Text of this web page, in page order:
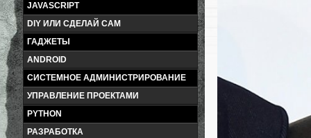
JAVASCRIPT
DIY ИЛИ СДЕЛАЙ САМ
ГАДЖЕТЫ
ANDROID
СИСТЕМНОЕ АДМИНИСТРИРОВАНИЕ
УПРАВЛЕНИЕ ПРОЕКТАМИ
PYTHON
РАЗРАБОТКА